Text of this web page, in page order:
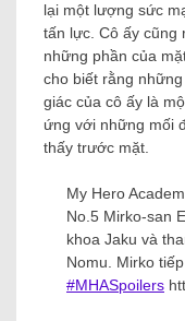
lại một lượng sức
tấn lực. Cô ấy cũng
những phần của
cho biết rằng
giác của cô ấy là
ứng với những mối
thấy trước mặt.
My Hero
No.5 Mirko-san
khoa Jaku và
Nomu. Mirko
#MHASpoilers